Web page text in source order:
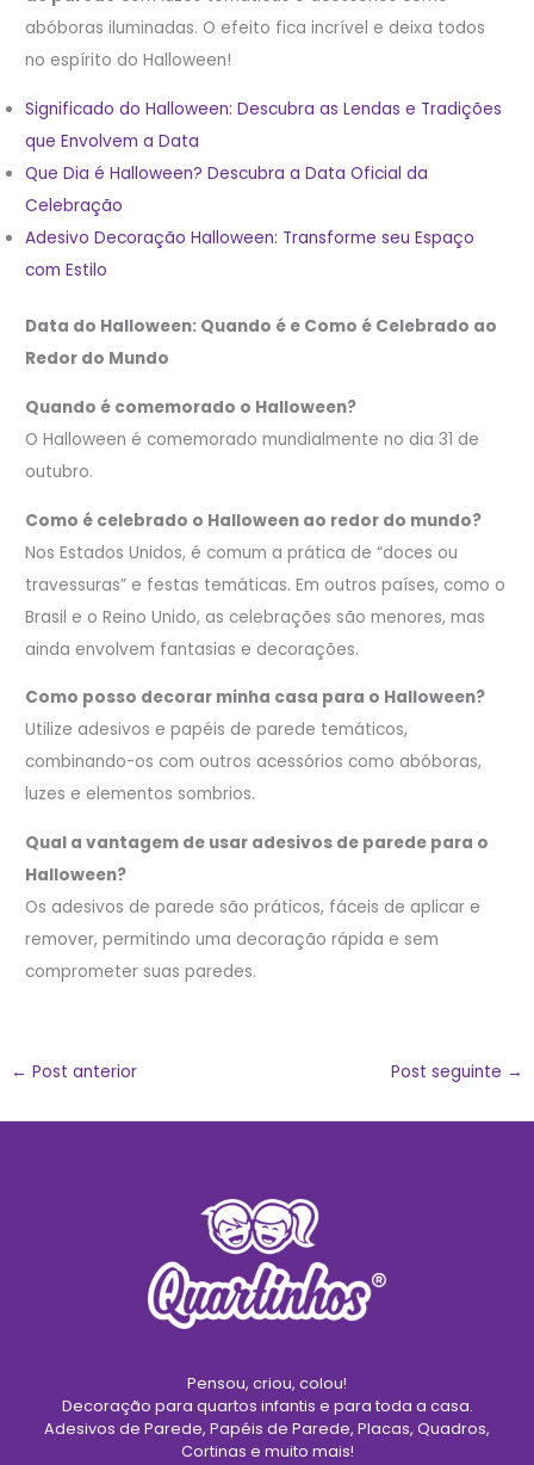
abóboras iluminadas. O efeito fica incrível e deixa todos
no espírito do Halloween!
Significado do Halloween: Descubra as Lendas e Tradições
que Envolvem a Data
Que Dia é Halloween? Descubra a Data Oficial da
Celebração
Adesivo Decoração Halloween: Transforme seu Espaço
com Estilo
Data do Halloween: Quando é e Como é Celebrado ao
Redor do Mundo
Quando é comemorado o Halloween?
O Halloween é comemorado mundialmente no dia 31 de
outubro.
Como é celebrado o Halloween ao redor do mundo?
Nos Estados Unidos, é comum a prática de “doces ou
travessuras” e festas temáticas. Em outros países, como o
Brasil e o Reino Unido, as celebrações são menores, mas
ainda envolvem fantasias e decorações.
Como posso decorar minha casa para o Halloween?
Utilize adesivos e papéis de parede temáticos,
combinando-os com outros acessórios como abóboras,
luzes e elementos sombrios.
Qual a vantagem de usar adesivos de parede para o
Halloween?
Os adesivos de parede são práticos, fáceis de aplicar e
remover, permitindo uma decoração rápida e sem
comprometer suas paredes.
← Post anterior Post seguinte →
Pensou, criou, colou!
Decoração para quartos infantis e para toda a casa.
Adesivos de Parede, Papéis de Parede, Placas, Quadros,
Cortinas e muito mais!